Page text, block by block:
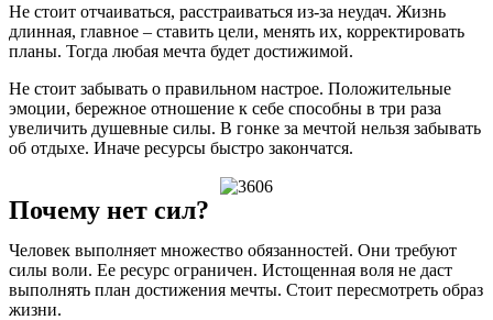
Не стоит отчаиваться, расстраиваться из-за неудач. Жизнь
длинная, главное ‒ ставить цели, менять их, корректировать
планы. Тогда любая мечта будет достижимой.
Не стоит забывать о правильном настрое. Положительные
эмоции, бережное отношение к себе способны в три раза
увеличить душевные силы. В гонке за мечтой нельзя забывать
об отдыхе. Иначе ресурсы быстро закончатся.
Почему нет сил?
Человек выполняет множество обязанностей. Они требуют
силы воли. Ее ресурс ограничен. Истощенная воля не даст
выполнять план достижения мечты. Стоит пересмотреть образ
жизни.